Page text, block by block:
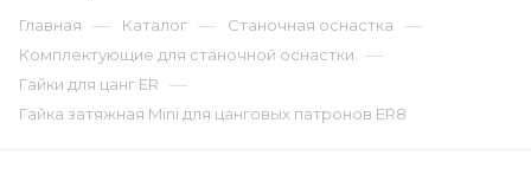
Главная — Каталог — Станочная оснастка —
Комплектующие для станочной оснастки —
Гайки для цанг ER —
Гайка затяжная Mini для цанговых патронов ER8